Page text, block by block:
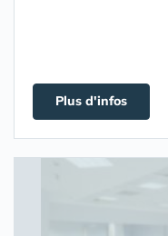
Plus d'infos